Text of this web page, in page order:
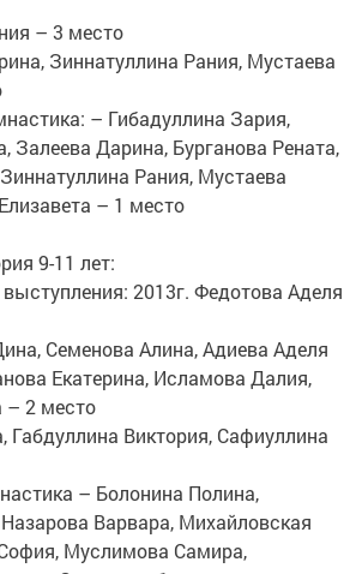
– 3 место
Зиннатуллина Рания, Мустаева
– Гибадуллина Зария,
Залеева Дарина, Бурганова Рената,
Рания, Мустаева
– 1 место
9-11 лет:
2013г. Федотова Аделя
Семенова Алина, Адиева Аделя
Екатерина, Исламова Далия,
– 2 место
Габдуллина Виктория, Сафиуллина
– Болонина Полина,
Варвара, Михайловская
Муслимова Самира,